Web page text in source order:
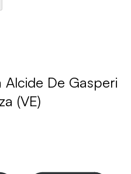
De Gasperi
(VE)